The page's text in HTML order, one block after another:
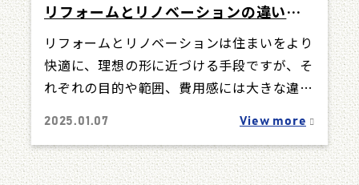
リフォームとリノベーションの違いを
解説！あなたに最適な選び方と費用比
較 #リフォームリノベーション違い #リ
フォーム #リノベーション #違い
リフォームとリノベーションは住まいをより
快適に、理想の形に近づける手段ですが、そ
れぞれの目的や範囲、費用感には大きな違い
2025.01.07 View more